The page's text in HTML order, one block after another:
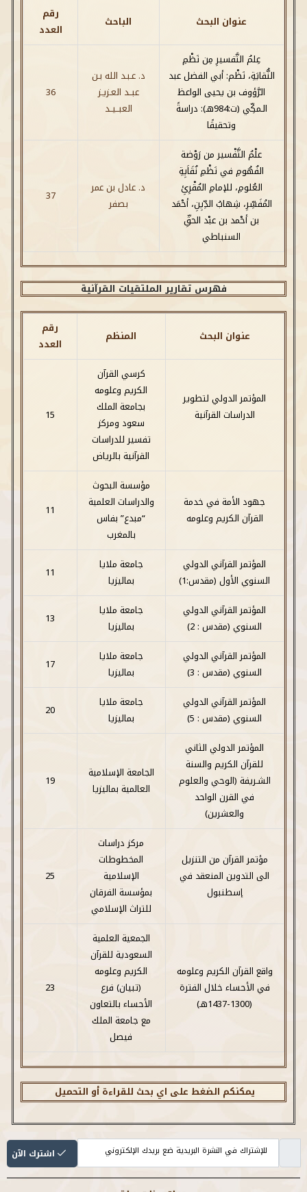
عنوان البحث الباحث
رقم
العدد
عِلمُ التَّفسيرِ مِن نَظْمِ
النُّقايَةِ، نَظْم: أبي الفضل عبد
الرَّؤوف بن يحيى الواعظ
الـمكِّي (ت:984هـ): دراسةً
وتحقيقًا
د. عـبـد الله بـن
عبــد العـزيـز
العبــيــد
36
علْمُ التَّفْسير من رَوْضة
الفُهُومِ في نَظْمِ نُقَاَيِةِ
العُلومِ، للإمامِ المُقْرِئِ
المُفَسِّرِ، شِهابُ الدِّيِنِ، أحْمَد
بن أحْمد بن عبْد الحقِّ
السنباطي
د. عادل بن عمر
بصفر
37
فهرس تقارير الملتقيات القرآنية
عنوان البحث المنظم
رقم
العدد
المؤتمر الدولي لتطوير
الدراسات القرآنية
كرسي القرآن
الكريم وعلومه
بجامعة الملك
سعود ومركز
تفسير للدراسات
القرآنية بالرياض
15
جهود الأمة في خدمة
القرآن الكريم وعلومه
مؤسسة البحوث
والدراسات العلمية
“مبدع” بفاس
بالمغرب
11
المؤتمر القرآني الدولي
السنوي الأول (مقدس:1)
جامعة ملايا
بماليزيا
11
المؤتمر القرآني الدولي
السنوي (مقدس : 2)
جامعة ملايا
بماليزيا
13
المؤتمر القرآني الدولي
السنوي (مقدس : 3)
جامعة ملايا
بماليزيا
17
المؤتمر القرآني الدولي
السنوي (مقدس : 5)
جامعة ملايا
بماليزيا
20
المؤتمر الدولي الثاني
للقرآن الكريم والسنة
الشـريفة (الوحي والعلوم
في القرن الواحد
والعشرين)
الجامعة الإسلامية
العالمية بماليزيا
19
مؤتمر القرآن من التنزيل
الى التدوين المنعقد في
إسطنبول
مركز دراسات
المخطوطات
الإسلامية
بمؤسسة الفرقان
للتراث الإسلامي
25
واقع القرآن الكريم وعلومه
في الأحساء خلال الفترة
(1300-1437هـ)
الجمعية العلمية
السعودية للقرآن
الكريم وعلومه
(تبيان) فرع
الأحساء بالتعاون
مع جامعة الملك
فيصل
23
يمكنكم الضغط على اي بحث للقراءة أو التحميل